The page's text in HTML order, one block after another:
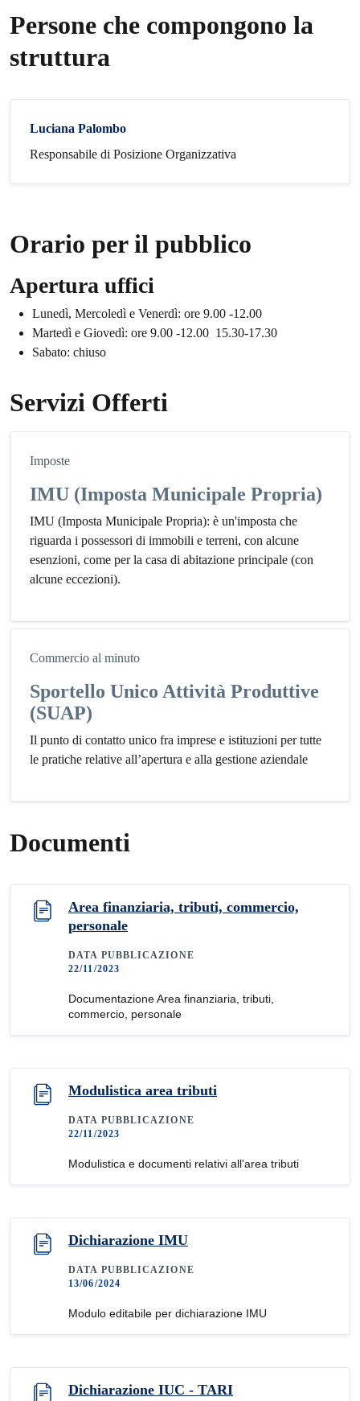
Persone che compongono la
struttura
Luciana Palombo
Responsabile di Posizione Organizzativa
Orario per il pubblico
Apertura uffici
Lunedì, Mercoledì e Venerdì: ore 9.00 -12.00
Martedì e Giovedì: ore 9.00 -12.00 15.30-17.30
Sabato: chiuso
Servizi Offerti
Imposte
IMU (Imposta Municipale Propria)
IMU (Imposta Municipale Propria): è un'imposta che
riguarda i possessori di immobili e terreni, con alcune
esenzioni, come per la casa di abitazione principale (con
alcune eccezioni).
Commercio al minuto
Sportello Unico Attività Produttive
(SUAP)
Il punto di contatto unico fra imprese e istituzioni per tutte
le pratiche relative all’apertura e alla gestione aziendale
Documenti
Area finanziaria, tributi, commercio,
personale
DATA PUBBLICAZIONE
22/11/2023
Documentazione Area finanziaria, tributi,
commercio, personale
Modulistica area tributi
DATA PUBBLICAZIONE
22/11/2023
Modulistica e documenti relativi all'area tributi
Dichiarazione IMU
DATA PUBBLICAZIONE
13/06/2024
Modulo editabile per dichiarazione IMU
Dichiarazione IUC - TARI